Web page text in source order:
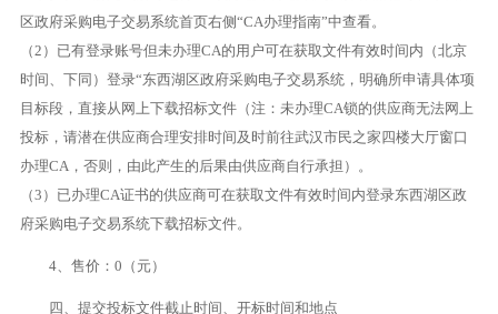
区政府采购电子交易系统首页右侧“CA办理指南”中查看。
（2）已有登录账号但未办理CA的用户可在获取文件有效时间内（北京
时间、下同）登录“东西湖区政府采购电子交易系统，明确所申请具体项
目标段，直接从网上下载招标文件（注：未办理CA锁的供应商无法网上
投标，请潜在供应商合理安排时间及时前往武汉市民之家四楼大厅窗口
办理CA，否则，由此产生的后果由供应商自行承担）。
（3）已办理CA证书的供应商可在获取文件有效时间内登录东西湖区政
府采购电子交易系统下载招标文件。
4、售价：0（元）
四、提交投标文件截止时间、开标时间和地点